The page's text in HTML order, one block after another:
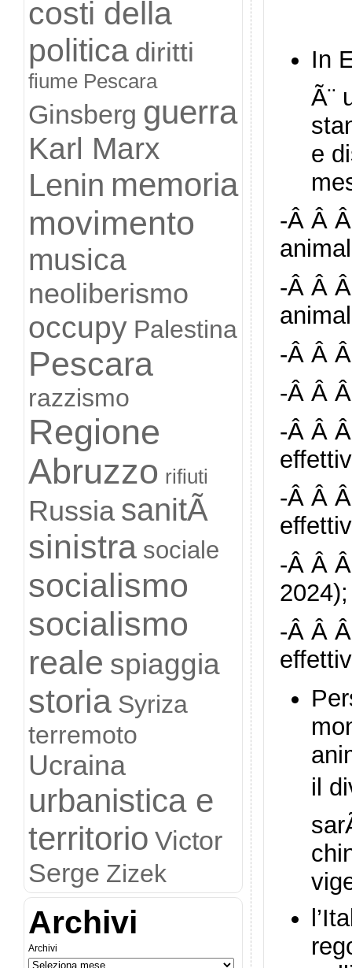
costi della
politica diritti
fiume Pescara
Ginsberg guerra
Karl Marx
Lenin memoria
movimento
musica
neoliberismo
occupy Palestina
Pescara
razzismo
Regione
Abruzzo rifiuti
Russia sanitÃ
sinistra sociale
socialismo
socialismo
reale spiaggia
storia Syriza
terremoto
Ucraina
urbanistica e
territorio Victor
Serge Zizek
Archivi
Archivi
In
Ã¨
e
-Â Â
-Â Â
-Â Â
-Â Â
-Â Â
-Â Â
-Â Â
2024);
-Â Â
il